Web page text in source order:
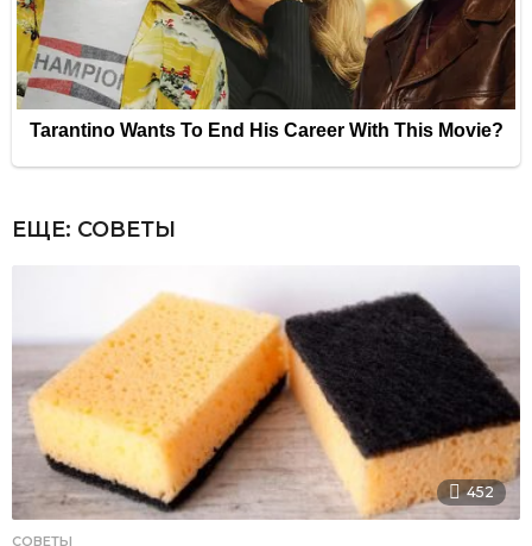
ЕЩЕ: СОВЕТЫ
452
СОВЕТЫ